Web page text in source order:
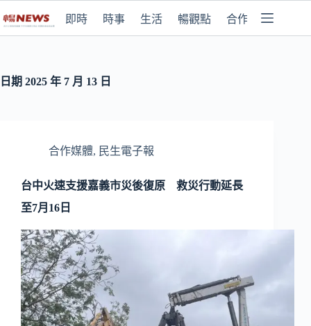
即時 時事 生活 暢觀點 合作媒體
日期 2025 年 7 月 13 日
合作媒體, 民生電子報
台中火速支援嘉義市災後復原 救災行動延長
至7月16日